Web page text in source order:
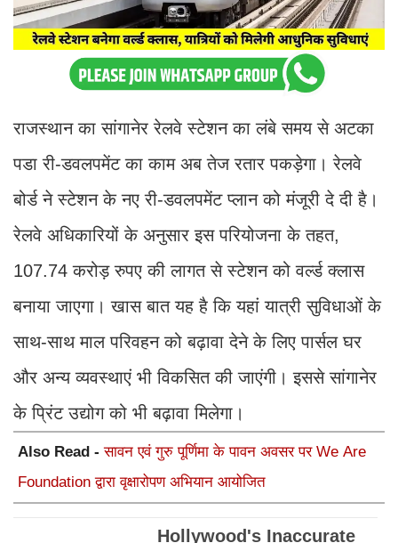
राजस्थान का सांगानेर रेलवे स्टेशन का लंबे समय से अटका
पडा री-डवलपमेंट का काम अब तेज रतार पकड़ेगा। रेलवे
बोर्ड ने स्टेशन के नए री-डवलपमेंट प्लान को मंजूरी दे दी है।
रेलवे अधिकारियों के अनुसार इस परियोजना के तहत,
107.74 करोड़ रुपए की लागत से स्टेशन को वर्ल्ड क्लास
बनाया जाएगा। खास बात यह है कि यहां यात्री सुविधाओं के
साथ-साथ माल परिवहन को बढ़ावा देने के लिए पार्सल घर
और अन्य व्यवस्थाएं भी विकसित की जाएंगी। इससे सांगानेर
के प्रिंट उद्योग को भी बढ़ावा मिलेगा।
Also Read -सावन एवं गुरु पूर्णिमा के पावन अवसर पर We Are
Foundation द्वारा वृक्षारोपण अभियान आयोजित